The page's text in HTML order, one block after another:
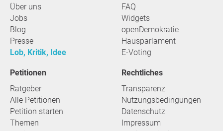
Über uns
Jobs
Blog
Presse
Lob, Kritik, Idee
FAQ
Widgets
openDemokratie
Hausparlament
E-Voting
Petitionen
Ratgeber
Alle Petitionen
Petition starten
Themen
Rechtliches
Transparenz
Nutzungsbedingungen
Datenschutz
Impressum